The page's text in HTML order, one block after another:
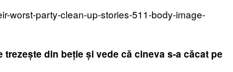
din beție și vede că cineva s-a căcat pe